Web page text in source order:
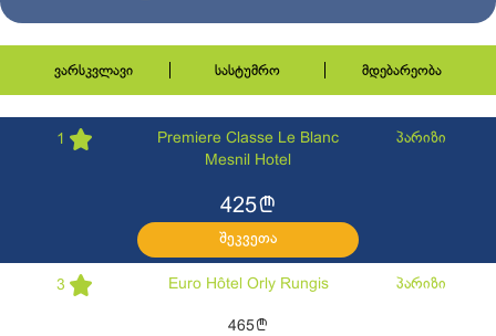
ვარსკვლავი სასტუმრო მდებარეობა
1
Premiere Classe Le Blanc
Mesnil Hotel
პარიზი
425l
შეკვეთა
3 Euro Hôtel Orly Rungis პარიზი
465l